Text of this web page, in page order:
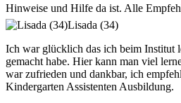
Hinweise und Hilfe da ist. Alle
Lisada (34)
Ich war glücklich das ich beim Institut
gemacht habe. Hier kann man viel
war zufrieden und dankbar, ich
Kindergarten Assistenten Ausbildung.